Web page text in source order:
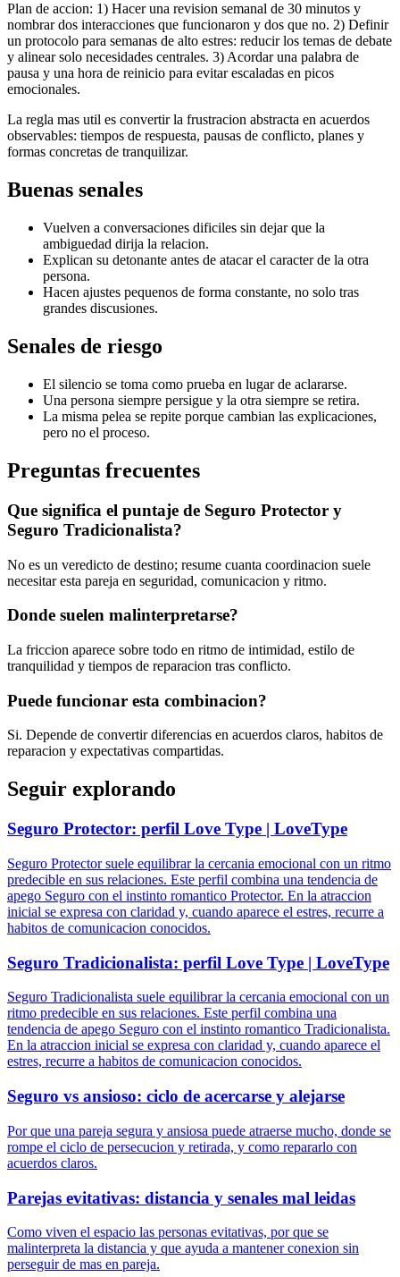
Plan de accion: 1) Hacer una revision semanal de 30 minutos y
nombrar dos interacciones que funcionaron y dos que no. 2) Definir
un protocolo para semanas de alto estres: reducir los temas de debate
y alinear solo necesidades centrales. 3) Acordar una palabra de
pausa y una hora de reinicio para evitar escaladas en picos
emocionales.
La regla mas util es convertir la frustracion abstracta en acuerdos
observables: tiempos de respuesta, pausas de conflicto, planes y
formas concretas de tranquilizar.
Buenas senales
Vuelven a conversaciones dificiles sin dejar que la
ambiguedad dirija la relacion.
Explican su detonante antes de atacar el caracter de la otra
persona.
Hacen ajustes pequenos de forma constante, no solo tras
grandes discusiones.
Senales de riesgo
El silencio se toma como prueba en lugar de aclararse.
Una persona siempre persigue y la otra siempre se retira.
La misma pelea se repite porque cambian las explicaciones,
pero no el proceso.
Preguntas frecuentes
Que significa el puntaje de Seguro Protector y
Seguro Tradicionalista?
No es un veredicto de destino; resume cuanta coordinacion suele
necesitar esta pareja en seguridad, comunicacion y ritmo.
Donde suelen malinterpretarse?
La friccion aparece sobre todo en ritmo de intimidad, estilo de
tranquilidad y tiempos de reparacion tras conflicto.
Puede funcionar esta combinacion?
Si. Depende de convertir diferencias en acuerdos claros, habitos de
reparacion y expectativas compartidas.
Seguir explorando
Seguro Protector: perfil Love Type | LoveType
Seguro Protector suele equilibrar la cercania emocional con un ritmo
predecible en sus relaciones. Este perfil combina una tendencia de
apego Seguro con el instinto romantico Protector. En la atraccion
inicial se expresa con claridad y, cuando aparece el estres, recurre a
habitos de comunicacion conocidos.
Seguro Tradicionalista: perfil Love Type | LoveType
Seguro Tradicionalista suele equilibrar la cercania emocional con un
ritmo predecible en sus relaciones. Este perfil combina una
tendencia de apego Seguro con el instinto romantico Tradicionalista.
En la atraccion inicial se expresa con claridad y, cuando aparece el
estres, recurre a habitos de comunicacion conocidos.
Seguro vs ansioso: ciclo de acercarse y alejarse
Por que una pareja segura y ansiosa puede atraerse mucho, donde se
rompe el ciclo de persecucion y retirada, y como repararlo con
acuerdos claros.
Parejas evitativas: distancia y senales mal leidas
Como viven el espacio las personas evitativas, por que se
malinterpreta la distancia y que ayuda a mantener conexion sin
perseguir de mas en pareja.